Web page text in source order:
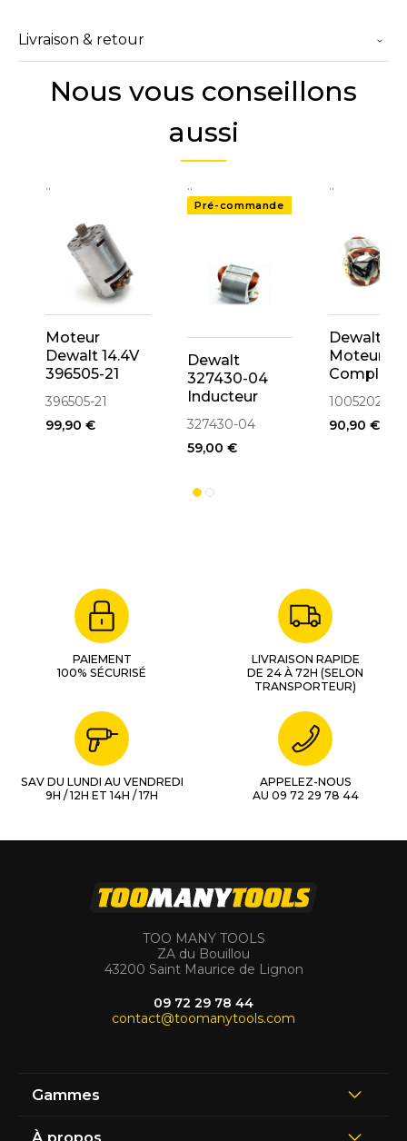
Livraison & retour
Nous vous conseillons
aussi
..
Moteur
Dewalt 14.4V
396505-21
396505-21
99,90 €
..
Pré-commande
Dewalt
327430-04
Inducteur
Pour
D25500K,
D25600K,
327430-04
59,00 €
..
Dewalt
Moteur
Complet
BH22,
D25002K,
1005202-00
90,90 €
PAIEMENT
100% SÉCURISÉ
LIVRAISON RAPIDE
DE 24 À 72H (SELON
TRANSPORTEUR)
SAV DU LUNDI AU VENDREDI
9H / 12H ET 14H / 17H
APPELEZ-NOUS
AU 09 72 29 78 44
TOO MANY TOOLS
ZA du Bouillou
43200 Saint Maurice de Lignon
09 72 29 78 44
contact@toomanytools.com
Gammes
À propos